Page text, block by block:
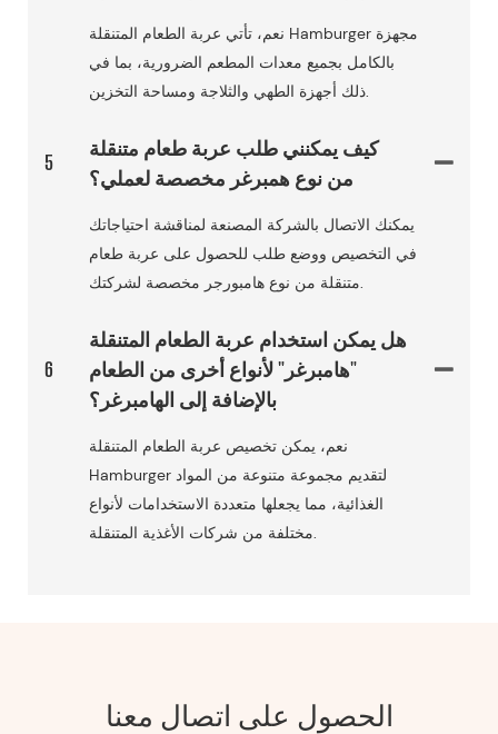
نعم، تأتي عربة الطعام المتنقلة Hamburger مجهزة
بالكامل بجميع معدات المطعم الضرورية، بما في
ذلك أجهزة الطهي والثلاجة ومساحة التخزين.
5
كيف يمكنني طلب عربة طعام متنقلة
من نوع همبرغر مخصصة لعملي؟
يمكنك الاتصال بالشركة المصنعة لمناقشة احتياجاتك
في التخصيص ووضع طلب للحصول على عربة طعام
متنقلة من نوع هامبورجر مخصصة لشركتك.
6
هل يمكن استخدام عربة الطعام المتنقلة
"هامبرغر" لأنواع أخرى من الطعام
بالإضافة إلى الهامبرغر؟
نعم، يمكن تخصيص عربة الطعام المتنقلة
Hamburger لتقديم مجموعة متنوعة من المواد
الغذائية، مما يجعلها متعددة الاستخدامات لأنواع
مختلفة من شركات الأغذية المتنقلة.
الحصول على اتصال معنا